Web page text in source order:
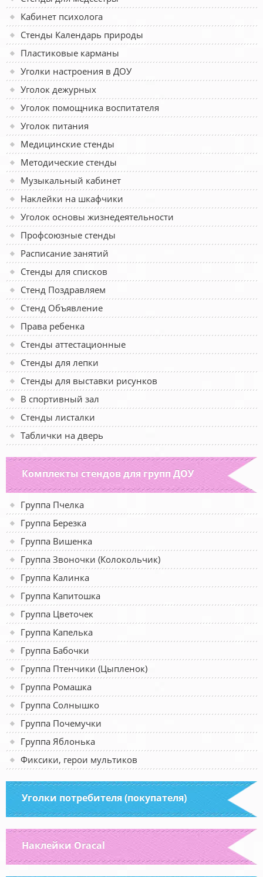
Кабинет психолога
Стенды Календарь природы
Пластиковые карманы
Уголки настроения в ДОУ
Уголок дежурных
Уголок помощника воспитателя
Уголок питания
Медицинские стенды
Методические стенды
Музыкальный кабинет
Наклейки на шкафчики
Уголок основы жизнедеятельности
Профсоюзные стенды
Расписание занятий
Стенды для списков
Стенд Поздравляем
Стенд Объявление
Права ребенка
Стенды аттестационные
Стенды для лепки
Стенды для выставки рисунков
В спортивный зал
Стенды листалки
Таблички на дверь
Комплекты стендов для групп ДОУ
Группа Пчелка
Группа Березка
Группа Вишенка
Группа Звоночки (Колокольчик)
Группа Калинка
Группа Капитошка
Группа Цветочек
Группа Капелька
Группа Бабочки
Группа Птенчики (Цыпленок)
Группа Ромашка
Группа Солнышко
Группа Почемучки
Группа Яблонька
Фиксики, герои мультиков
Уголки потребителя (покупателя)
Наклейки Oracal